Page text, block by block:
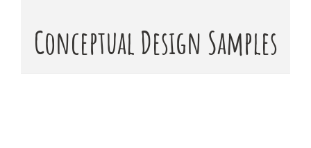
Conceptual Design Samples